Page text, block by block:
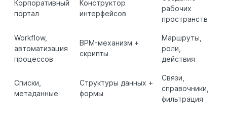
Корпоративный
портал
Конструктор
интерфейсов
рабочих
пространств
Workflow,
автоматизация
процессов
BPM-механизм +
скрипты
Маршруты,
роли,
действия
Списки,
метаданные
Структуры данных +
формы
Связи,
справочники,
фильтрация